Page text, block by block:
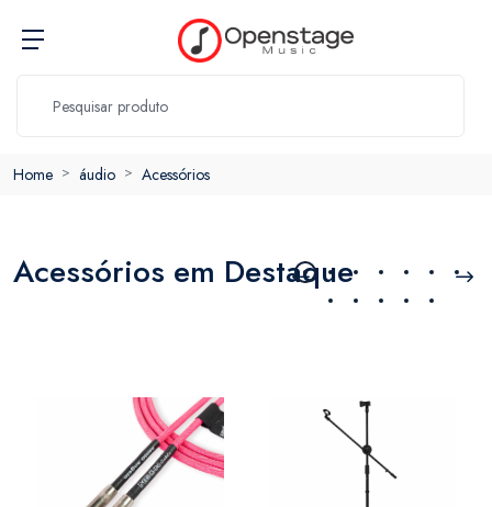
Home áudio Acessórios
Acessórios em Destaque